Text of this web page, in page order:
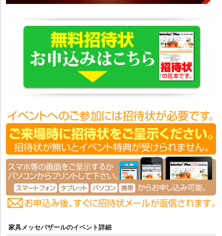
家具メッセバザールのイベント詳細